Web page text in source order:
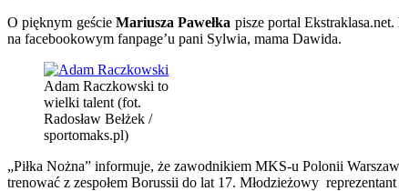
O pięknym geście Mariusza Pawełka pisze portal
na facebookowym fanpage’u pani Sylwia, mama Dawida.
Adam Raczkowski to
wielki talent (fot.
Radosław Bełżek /
sportomaks.pl)
„Piłka Nożna” informuje, że zawodnikiem MKS-u Polonii
trenować z zespołem Borussii do lat 17. Młodzieżowy